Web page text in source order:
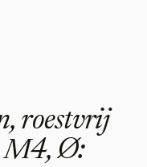
roestvrij
M4, Ø: